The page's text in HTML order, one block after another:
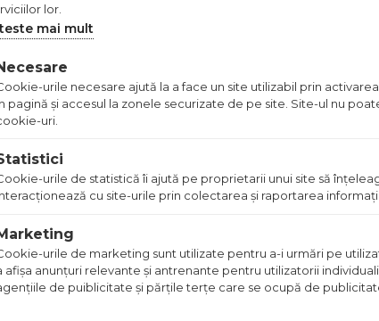
campanii publicitare vor fi salvate pe un mediu
datele pentru marketing si campanii
si dreptul de a fi
le detinem sunt acurate si de actualitate, de
se poate face direct prin intermediul sectiunii
poate face direct prin intermediul sectiunii
.
salvate) sau sa stergi complet contul de
lor.
mai mult
urile necesare ajută la a face un site utilizabil prin
pagină şi accesul la zonele securizate de pe site. Site-ul nu
uri.
urile de statistică îi ajută pe proprietarii unui site să
cu site-urile prin colectarea şi raportarea
urile de marketing sunt utilizate pentru a-i urmări pe
afişa anunţuri relevante şi antrenante pentru utilizatorii
de puiblicitate şi părţile terţe care se ocupă de